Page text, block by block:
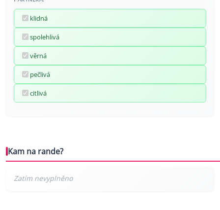
klidná
spolehlivá
věrná
pečlivá
citlivá
Kam na rande?